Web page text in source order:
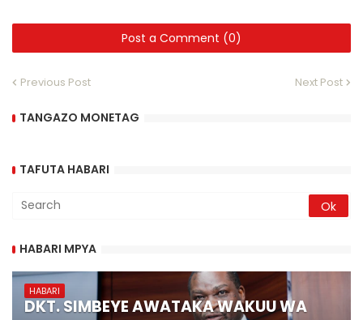
Post a Comment (0)
Previous Post Next Post
TANGAZO MONETAG
TAFUTA HABARI
HABARI MPYA
HABARI
DKT. SIMBEYE AWATAKA WAKUU WA